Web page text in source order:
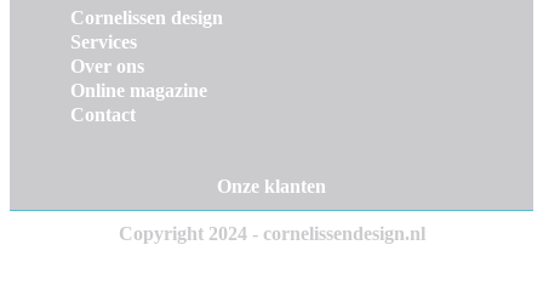
Cornelissen design
Services
Over ons
Online magazine
Contact
Onze klanten
Copyright 2024 - cornelissendesign.nl